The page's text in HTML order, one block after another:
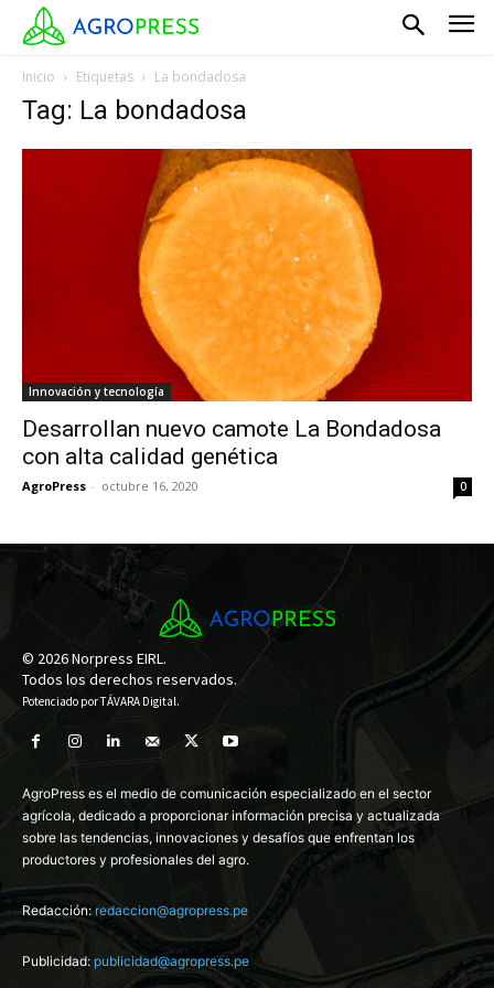
Inicio Etiquetas La bondadosa
Tag: La bondadosa
Innovación y tecnología
Desarrollan nuevo camote La Bondadosa
con alta calidad genética
AgroPress - octubre 16, 2020 0
© 2026 Norpress EIRL.
Todos los derechos reservados.
Potenciado porTÁVARA Digital.
AgroPress es el medio de comunicación especializado en el sector
agrícola, dedicado a proporcionar información precisa y actualizada
sobre las tendencias, innovaciones y desafíos que enfrentan los
productores y profesionales del agro.
Redacción:redaccion@agropress.pe
Publicidad: publicidad@agropress.pe